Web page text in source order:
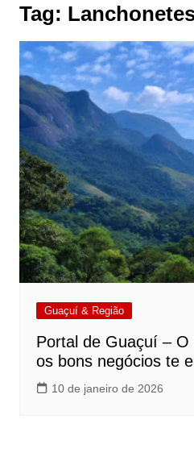
Tag:
Guaçuí & Região
Portal de Guaçuí –
os bons negócios te
10 de janeiro de 2026